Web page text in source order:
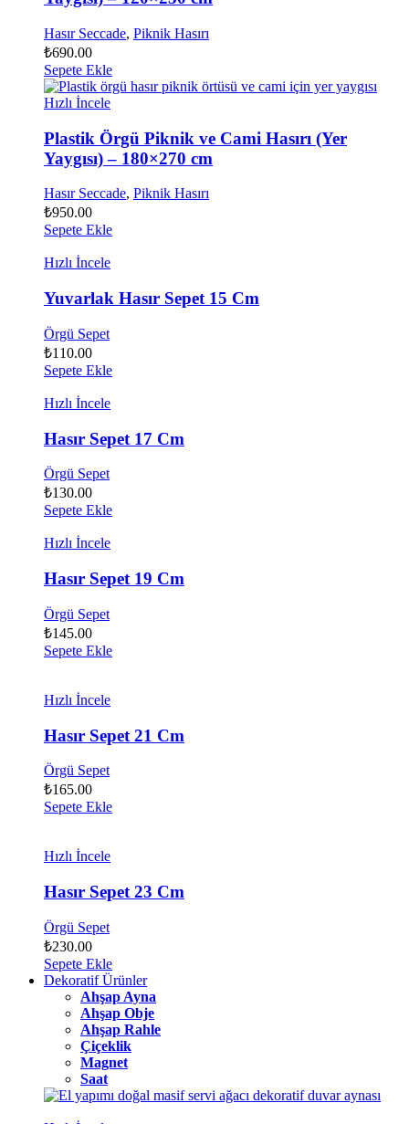
Hasır Seccade, Piknik Hasırı
₺690.00
Sepete Ekle
Hızlı İncele
Plastik Örgü Piknik ve Cami Hasırı (Yer
Yaygısı) – 180×270 cm
Hasır Seccade, Piknik Hasırı
₺950.00
Sepete Ekle
Hızlı İncele
Yuvarlak Hasır Sepet 15 Cm
Örgü Sepet
₺110.00
Sepete Ekle
Hızlı İncele
Hasır Sepet 17 Cm
Örgü Sepet
₺130.00
Sepete Ekle
Hızlı İncele
Hasır Sepet 19 Cm
Örgü Sepet
₺145.00
Sepete Ekle
Hızlı İncele
Hasır Sepet 21 Cm
Örgü Sepet
₺165.00
Sepete Ekle
Hızlı İncele
Hasır Sepet 23 Cm
Örgü Sepet
₺230.00
Sepete Ekle
Dekoratif Ürünler
Ahşap Ayna
Ahşap Obje
Ahşap Rahle
Çiçeklik
Magnet
Saat